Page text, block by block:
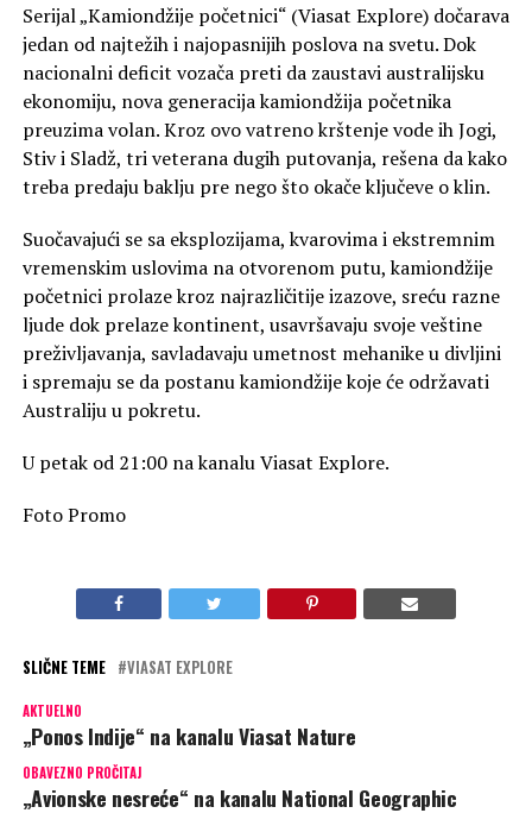
Serijal „Kamiondžije početnici“ (Viasat Explore) dočarava
jedan od najtežih i najopasnijih poslova na svetu. Dok
nacionalni deficit vozača preti da zaustavi australijsku
ekonomiju, nova generacija kamiondžija početnika
preuzima volan. Kroz ovo vatreno krštenje vode ih Jogi,
Stiv i Sladž, tri veterana dugih putovanja, rešena da kako
treba predaju baklju pre nego što okače ključeve o klin.
Suočavajući se sa eksplozijama, kvarovima i ekstremnim
vremenskim uslovima na otvorenom putu, kamiondžije
početnici prolaze kroz najrazličitije izazove, sreću razne
ljude dok prelaze kontinent, usavršavaju svoje veštine
preživljavanja, savladavaju umetnost mehanike u divljini
i spremaju se da postanu kamiondžije koje će održavati
Australiju u pokretu.
U petak od 21:00 na kanalu Viasat Explore.
Foto Promo
SLIČNE TEME VIASAT EXPLORE
AKTUELNO
„Ponos Indije“ na kanalu Viasat Nature
OBAVEZNO PROČITAJ
„Avionske nesreće“ na kanalu National Geographic